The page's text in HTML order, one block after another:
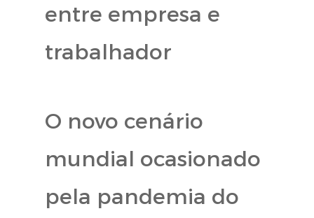
entre empresa e
trabalhador
O novo cenário
mundial ocasionado
pela pandemia do